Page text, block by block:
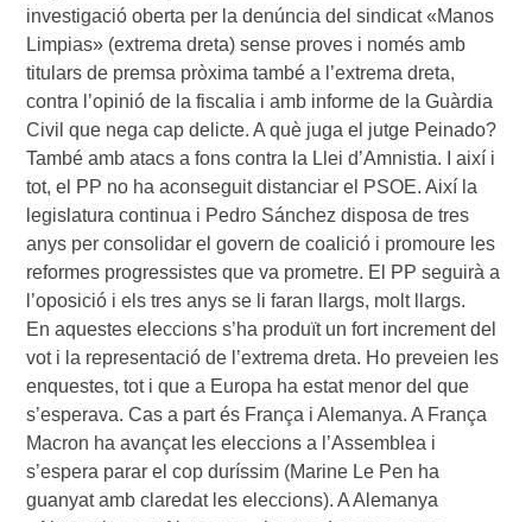
investigació oberta per la denúncia del sindicat «Manos
Limpias» (extrema dreta) sense proves i només amb
titulars de premsa pròxima també a l’extrema dreta,
contra l’opinió de la fiscalia i amb informe de la Guàrdia
Civil que nega cap delicte. A què juga el jutge Peinado?
També amb atacs a fons contra la Llei d’Amnistia. I així i
tot, el PP no ha aconseguit distanciar el PSOE. Així la
legislatura continua i Pedro Sánchez disposa de tres
anys per consolidar el govern de coalició i promoure les
reformes progressistes que va prometre. El PP seguirà a
l’oposició i els tres anys se li faran llargs, molt llargs.
En aquestes eleccions s’ha produït un fort increment del
vot i la representació de l’extrema dreta. Ho preveien les
enquestes, tot i que a Europa ha estat menor del que
s’esperava. Cas a part és França i Alemanya. A França
Macron ha avançat les eleccions a l’Assemblea i
s’espera parar el cop duríssim (Marine Le Pen ha
guanyat amb claredat les eleccions). A Alemanya